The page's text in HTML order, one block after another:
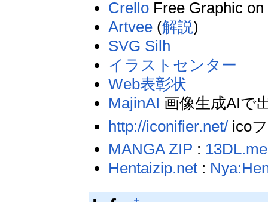
Crello Free Graphic
Artvee (解説)
SVG Silh
イラストセンター
Web表彰状
MajinAI 画像生成AIで
http://iconifier.net/ ico
MANGA ZIP : 13DL.me
Hentaizip.net :